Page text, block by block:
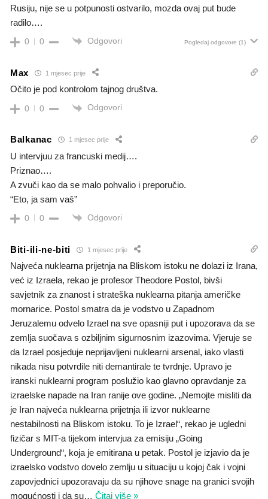
Rusiju, nije se u potpunosti ostvarilo, mozda ovaj put bude
radilo….
0 0 Odgovori Pogledaj odgovore (1)
Max 1 mjesec prije
Očito je pod kontrolom tajnog društva.
0 0 Odgovori
Balkanac 1 mjesec prije
U intervjuu za francuski medij….
Priznao….
A zvuči kao da se malo pohvalio i preporučio.
“Eto, ja sam vaš”
0 0 Odgovori
Biti-ili-ne-biti 1 mjesec prije
Najveća nuklearna prijetnja na Bliskom istoku ne dolazi iz Irana,
već iz Izraela, rekao je profesor Theodore Postol, bivši
savjetnik za znanost i strateška nuklearna pitanja američke
mornarice. Postol smatra da je vodstvo u Zapadnom
Jeruzalemu odvelo Izrael na sve opasniji put i upozorava da se
zemlja suočava s ozbiljnim sigurnosnim izazovima. Vjeruje se
da Izrael posjeduje neprijavljeni nuklearni arsenal, iako vlasti
nikada nisu potvrdile niti demantirale te tvrdnje. Upravo je
iranski nuklearni program poslužio kao glavno opravdanje za
izraelske napade na Iran ranije ove godine. „Nemojte misliti da
je Iran najveća nuklearna prijetnja ili izvor nuklearne
nestabilnosti na Bliskom istoku. To je Izrael“, rekao je ugledni
fizičar s MIT-a tijekom intervjua za emisiju „Going
Underground“, koja je emitirana u petak. Postol je izjavio da je
izraelsko vodstvo dovelo zemlju u situaciju u kojoj čak i vojni
zapovjednici upozoravaju da su njihove snage na granici svojih
mogućnosti i da su… Čitaj više »